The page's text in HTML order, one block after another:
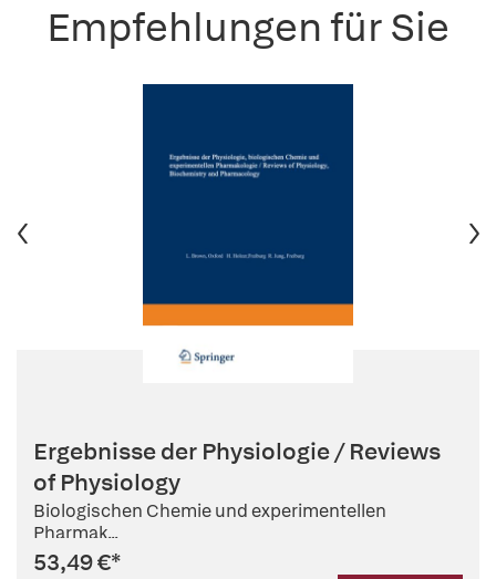
Empfehlungen für Sie
Ergebnisse der Physiologie / Reviews
of Physiology
Biologischen Chemie und experimentellen
Pharmak...
53,49 €*